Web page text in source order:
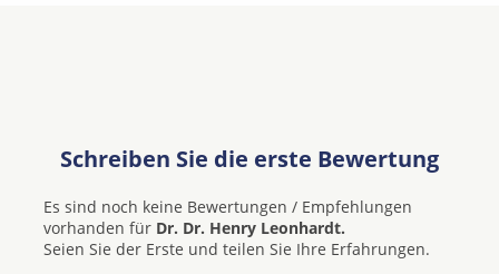
Schreiben Sie die erste Bewertung
Es sind noch keine Bewertungen / Empfehlungen
vorhanden für Dr. Dr. Henry Leonhardt.
Seien Sie der Erste und teilen Sie Ihre Erfahrungen.